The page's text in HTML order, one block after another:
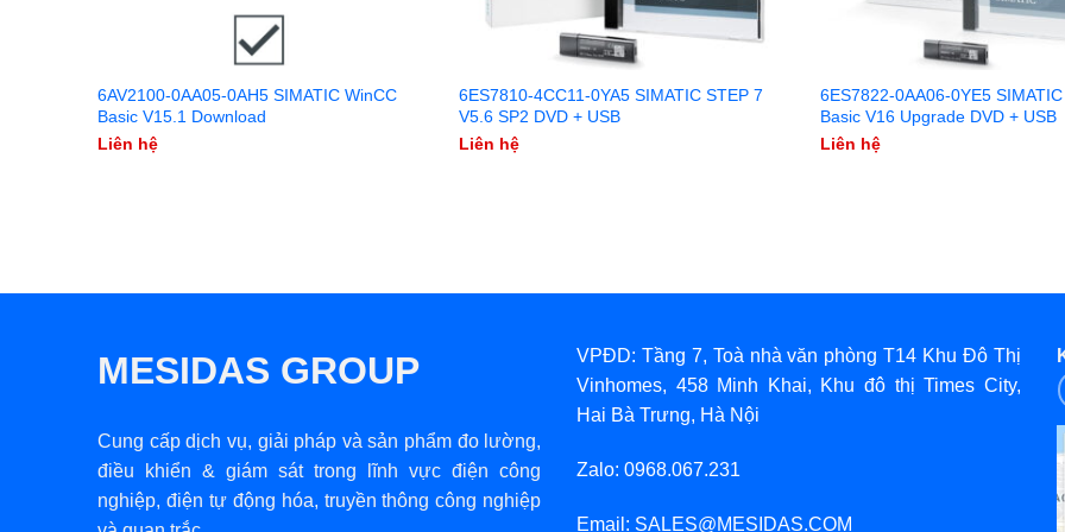
6AV2100-0AA05-0AH5 SIMATIC WinCC
Basic V15.1 Download
Liên hệ
6ES7810-4CC11-0YA5 SIMATIC STEP 7
V5.6 SP2 DVD + USB
Liên hệ
6ES7822-0AA06-0YE5
Basic V16 Upgrade DVD + USB
Liên hệ
MESIDAS GROUP
Cung cấp dịch vụ, giải pháp và sản phẩm đo lường,
điều khiển & giám sát trong lĩnh vực điện công
nghiệp, điện tự động hóa, truyền thông công nghiệp
VPĐD: Tầng 7, Toà nhà văn phòng T14 Khu Đô Thị
Vinhomes, 458 Minh Khai, Khu đô thị Times City,
Hai Bà Trưng, Hà Nội
Zalo: 0968.067.231
Email: SALES@MESIDAS.COM